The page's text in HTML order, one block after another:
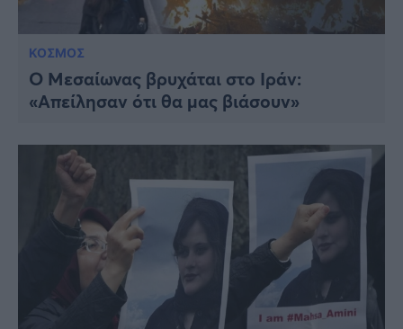
ΚΟΣΜΟΣ
Ο Μεσαίωνας βρυχάται στο Ιράν:
«Απείλησαν ότι θα μας βιάσουν»